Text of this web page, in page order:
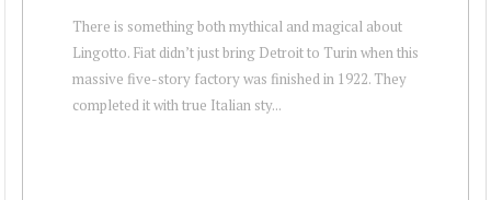
There is something both mythical and magical about
Lingotto. Fiat didn’t just bring Detroit to Turin when this
massive five-story factory was finished in 1922. They
completed it with true Italian sty...